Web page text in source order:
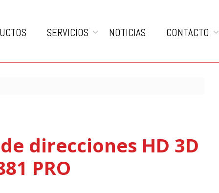
SERVICIOS NOTICIAS CONTACTO
direcciones HD 3D
PRO